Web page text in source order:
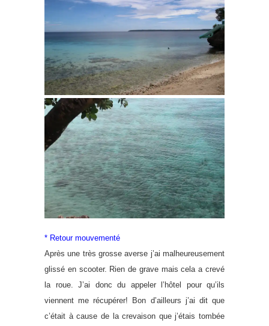
* Retour mouvementé
Après une très grosse averse j’ai malheureusement
glissé en scooter. Rien de grave mais cela a crevé
la roue. J’ai donc du appeler l’hôtel pour qu’ils
viennent me récupérer! Bon d’ailleurs j’ai dit que
c’était à cause de la crevaison que j’étais tombée